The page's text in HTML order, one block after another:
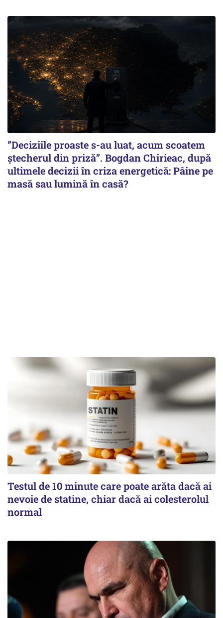
”Deciziile proaste s-au luat, acum scoatem
ștecherul din priză”. Bogdan Chirieac, după
ultimele decizii în criza energetică: Pâine pe
masă sau lumină în casă?
Testul de 10 minute care poate arăta dacă ai
nevoie de statine, chiar dacă ai colesterolul
normal